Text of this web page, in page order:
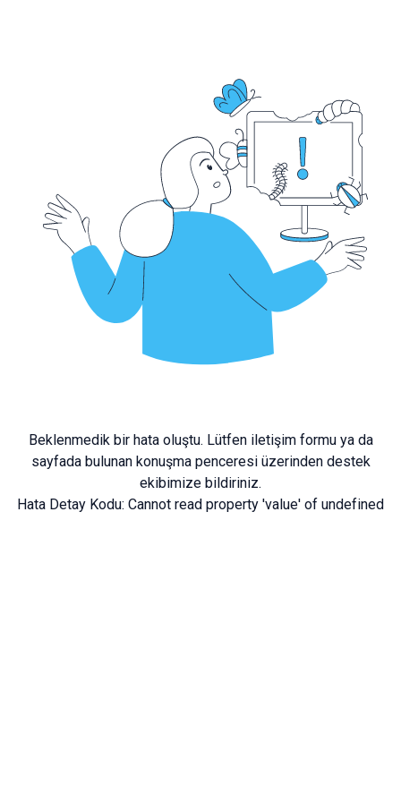
Beklenmedik bir hata oluştu. Lütfen iletişim formu ya da
sayfada bulunan konuşma penceresi üzerinden destek
ekibimize bildiriniz.
Hata Detay Kodu: Cannot read property 'value' of undefined